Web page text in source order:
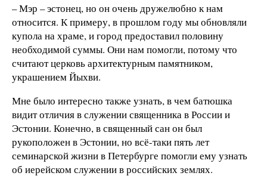
– Мэр – эстонец, но он очень дружелюбно к нам
относится. К примеру, в прошлом году мы обновляли
купола на храме, и город предоставил половину
необходимой суммы. Они нам помогли, потому что
считают церковь архитектурным памятником,
украшением Йыхви.
Мне было интересно также узнать, в чем батюшка
видит отличия в служении священника в России и
Эстонии. Конечно, в священный сан он был
рукоположен в Эстонии, но всё-таки пять лет
семинарской жизни в Петербурге помогли ему узнать
об иерейском служении в российских землях.